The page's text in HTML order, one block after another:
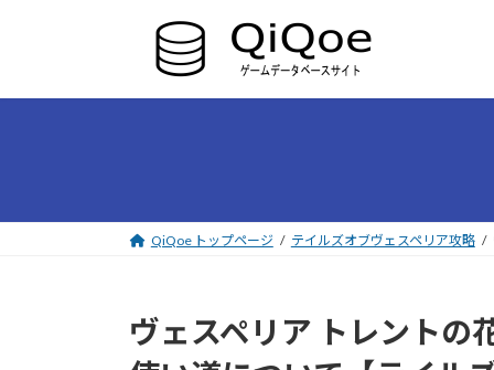
ツ
シ
QiQoe トップページ テイルズオブヴェスペリア攻略
ヴェスペリア トレントの